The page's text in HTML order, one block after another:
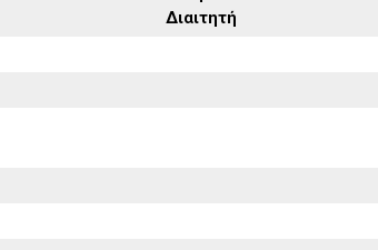
Διαιτητή